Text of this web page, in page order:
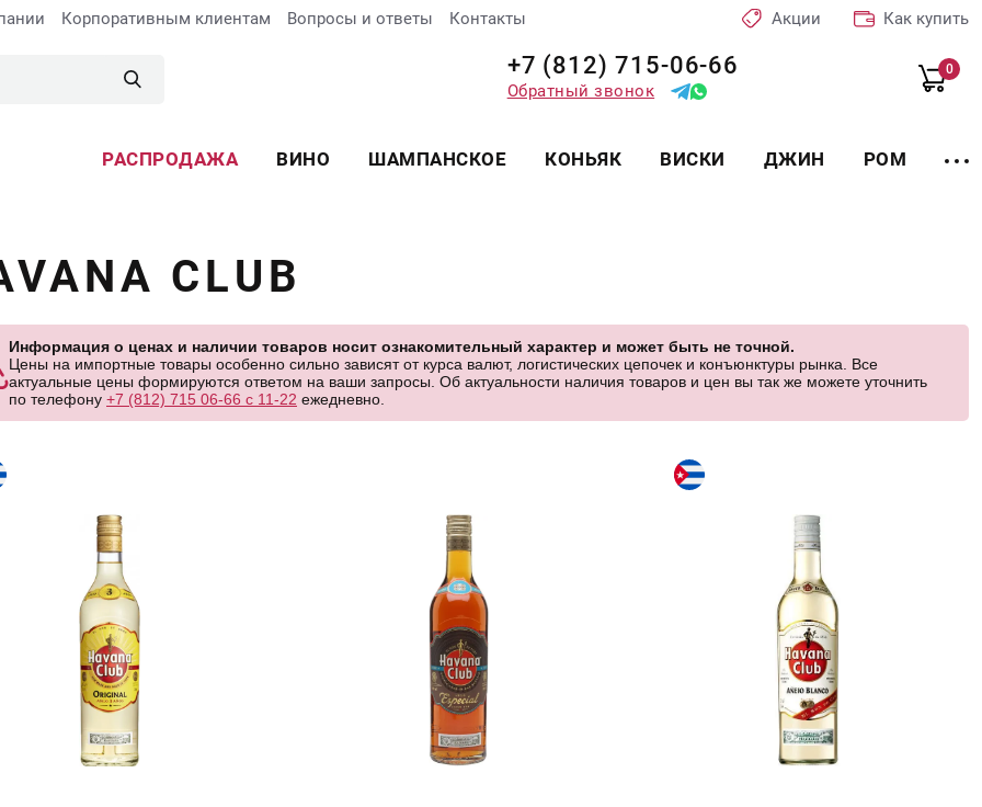
Корпоративным клиентам Вопросы и ответы Контакты Акции Как купить
+7 (812) 715-06-66
Обратный звонок
0
РАСПРОДАЖА ВИНО ШАМПАНСКОЕ КОНЬЯК ВИСКИ ДЖИН РОМ
CLUB
Информация о ценах и наличии товаров носит ознакомительный характер и может быть не точной.
Цены на импортные товары особенно сильно зависят от курса валют, логистических цепочек и конъюнктуры рынка. Все
актуальные цены формируются ответом на ваши запросы. Об актуальности наличия товаров и цен вы так же можете уточнить
по телефону +7 (812) 715 06-66 с 11-22 ежедневно.